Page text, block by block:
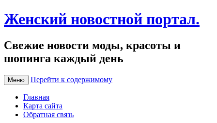
Женский новостной портал.
Свежие новости моды, красоты и
шопинга каждый день
Меню Перейти к содержимому
Главная
Карта сайта
Обратная связь